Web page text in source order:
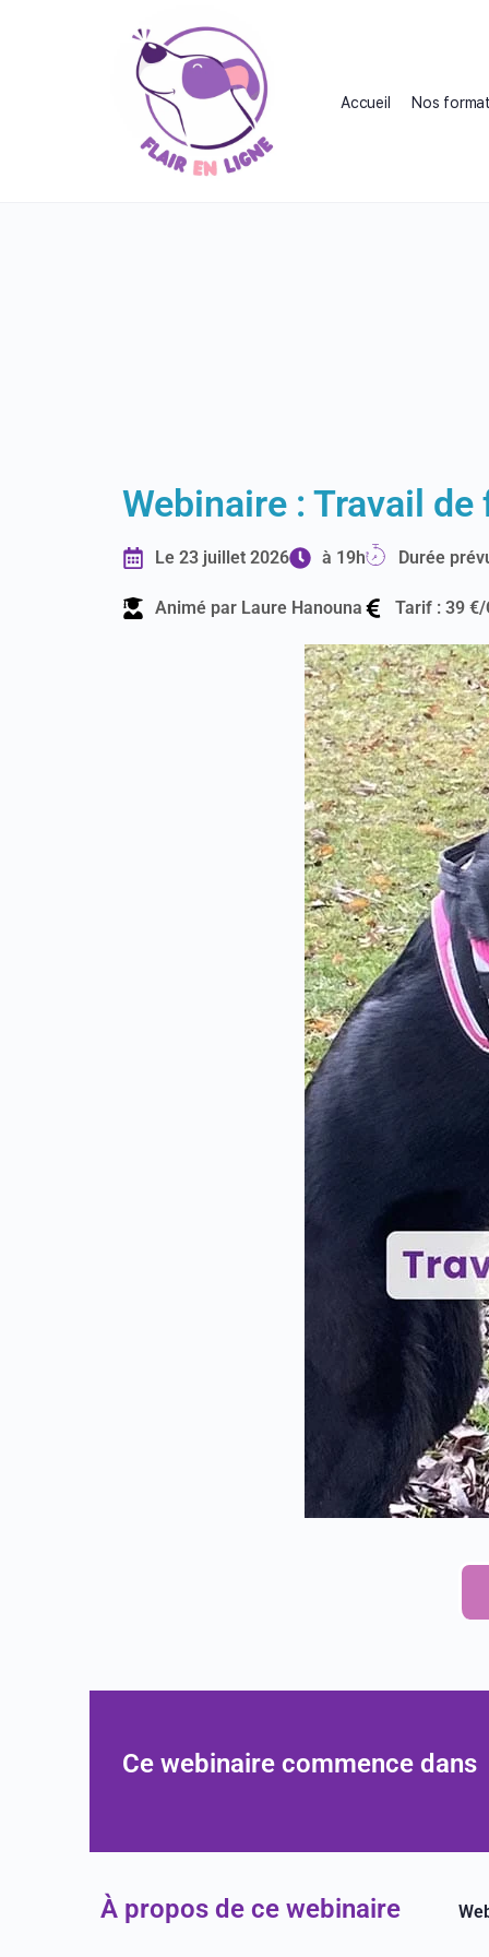
Accueil Nos
Webinaire : Travail
Le 23 juillet 2026 à 19h Durée
Animé par Laure Hanouna Tarif : 39 €/
Ce webinaire commence dans
À propos de ce webinaire